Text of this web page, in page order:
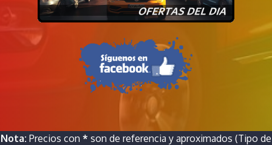
Nota: Precios con * son de referencia y aproximados (Tipo de